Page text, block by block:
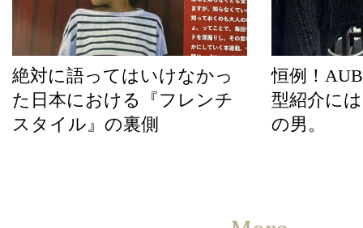
絶対に語ってはいけなかっ
た日本における『フレンチ
スタイル』の裏側
恒例！
型紹介に
の男。